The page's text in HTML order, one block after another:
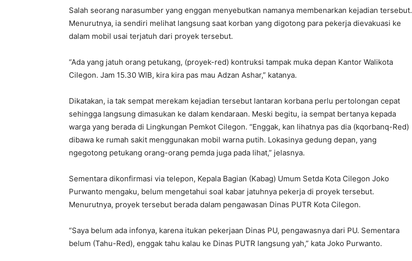
Salah seorang narasumber yang enggan menyebutkan namanya membenarkan kejadian tersebut.
Menurutnya, ia sendiri melihat langsung saat korban yang digotong para pekerja dievakuasi ke
dalam mobil usai terjatuh dari proyek tersebut.
“Ada yang jatuh orang petukang, (proyek-red) kontruksi tampak muka depan Kantor Walikota
Cilegon. Jam 15.30 WIB, kira kira pas mau Adzan Ashar,” katanya.
Dikatakan, ia tak sempat merekam kejadian tersebut lantaran korbana perlu pertolongan cepat
sehingga langsung dimasukan ke dalam kendaraan. Meski begitu, ia sempat bertanya kepada
warga yang berada di Lingkungan Pemkot Cilegon. “Enggak, kan lihatnya pas dia (kqorbanq-Red)
dibawa ke rumah sakit menggunakan mobil warna putih. Lokasinya gedung depan, yang
ngegotong petukang orang-orang pemda juga pada lihat,” jelasnya.
Sementara dikonfirmasi via telepon, Kepala Bagian (Kabag) Umum Setda Kota Cilegon Joko
Purwanto mengaku, belum mengetahui soal kabar jatuhnya pekerja di proyek tersebut.
Menurutnya, proyek tersebut berada dalam pengawasan Dinas PUTR Kota Cilegon.
“Saya belum ada infonya, karena itukan pekerjaan Dinas PU, pengawasnya dari PU. Sementara
belum (Tahu-Red), enggak tahu kalau ke Dinas PUTR langsung yah,” kata Joko Purwanto.